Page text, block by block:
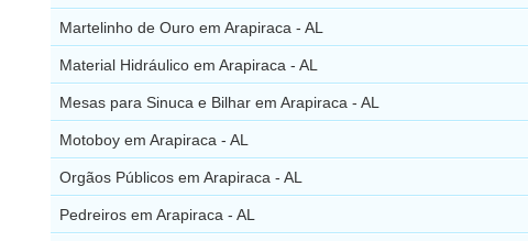
Martelinho de Ouro em Arapiraca - AL
Material Hidráulico em Arapiraca - AL
Mesas para Sinuca e Bilhar em Arapiraca - AL
Motoboy em Arapiraca - AL
Orgãos Públicos em Arapiraca - AL
Pedreiros em Arapiraca - AL